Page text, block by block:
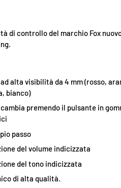
di controllo del marchio Fox
alta visibilità da 4 mm (rosso,
bianco)
premendo il pulsante in
passo
del volume indicizzata
del tono indicizzata
di alta qualità.